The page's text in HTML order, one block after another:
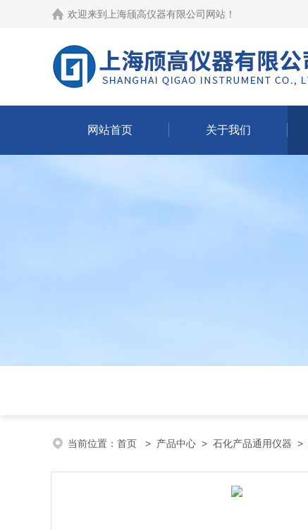
欢迎来到 上海颀高仪器有限公司网站 ！
网站首页 关于我们
当前位置： 首页 > 产品中心 > 石化产品通用仪器 >